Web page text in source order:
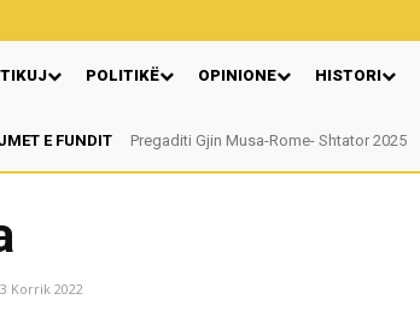
POLITIKË OPINIONE HISTORI
E FUNDITPregaditi Gjin Musa-Rome- Shtator 2025
Nga: Ndue Dedaj
Korrik 2022